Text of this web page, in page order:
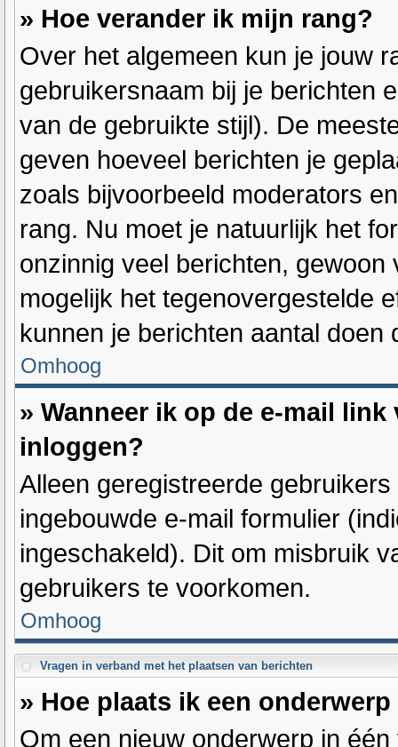
» Hoe verander ik mijn rang?
Over het algemeen kun je jouw
gebruikersnaam bij je berichten
van de gebruikte stijl). De
geven hoeveel berichten je
zoals bijvoorbeeld moderators
rang. Nu moet je natuurlijk het
onzinnig veel berichten,
mogelijk het tegenovergestelde
kunnen je berichten aantal doen
Omhoog
» Wanneer ik op de e-mail
inloggen?
Alleen geregistreerde
ingebouwde e-mail formulier
ingeschakeld). Dit om misbruik
gebruikers te voorkomen.
Omhoog
Vragen in verband met het plaatsen van berichten
» Hoe plaats ik een
Om een nieuw onderwerp in